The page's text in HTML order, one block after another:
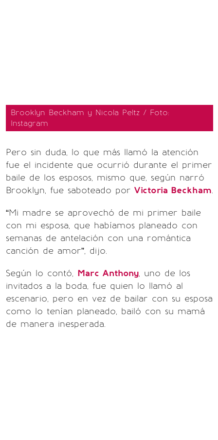
Brooklyn Beckham y Nicola Peltz / Foto:
Instagram
Pero sin duda, lo que más llamó la atención
fue el incidente que ocurrió durante el primer
baile de los esposos, mismo que, según narró
Brooklyn, fue saboteado por Victoria Beckham.
“Mi madre se aprovechó de mi primer baile
con mi esposa, que habíamos planeado con
semanas de antelación con una romántica
canción de amor”, dijo.
Según lo contó, Marc Anthony, uno de los
invitados a la boda, fue quien lo llamó al
escenario, pero en vez de bailar con su esposa
como lo tenían planeado, bailó con su mamá
de manera inesperada.